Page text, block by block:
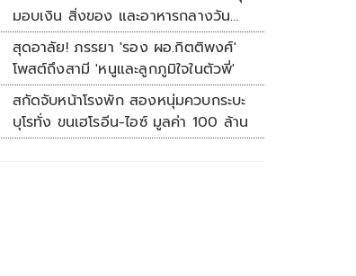
มอบเงิน สิ่งของ และอาหารกลางวัน
แก่โรงเรียนบ้านหนองน้ำใส
สุดอาลัย! ภรรยา 'รอง ผอ.กิตติพงศ์'
โพสต์ถึงสามี 'หนูและลูกภูมิใจในตัวพี่'
สกัดจับหน้าโรงพัก สองหนุ่มควบกระบะ
บุโรทั่ง ขนเฮโรอีน-ไอซ์ มูลค่า 100 ล้าน